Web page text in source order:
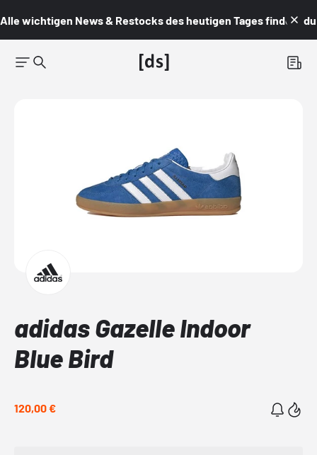
Alle wichtigen News & Restocks des heutigen Tages findest du
adidas Gazelle Indoor
Blue Bird
120,00 €